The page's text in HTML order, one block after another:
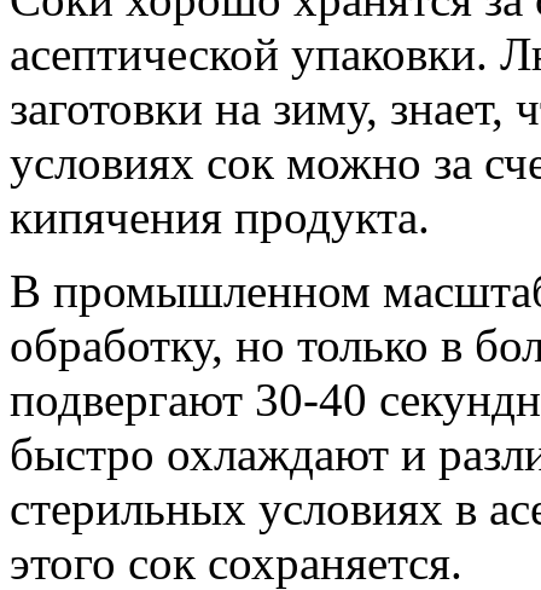
асептической упаковки.
заготовки на зиму,
условиях сок можно за
кипячения продукта.
В промышленном
обработку, но только в
подвергают 30-40
быстро охлаждают и
стерильных условиях в
этого сок сохраняется.